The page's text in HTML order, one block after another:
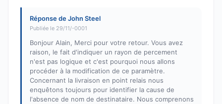
Réponse de John Steel
Publiée le 29/11/-0001
Bonjour Alain, Merci pour votre retour. Vous avez
raison, le fait d'indiquer un rayon de percement
n'est pas logique et c'est pourquoi nous allons
procéder à la modification de ce paramètre.
Concernant la livraison en point relais nous
enquêtons toujours pour identifier la cause de
l'absence de nom de destinataire. Nous comprenons